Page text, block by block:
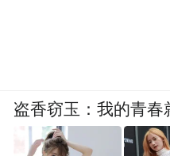
盗香窃玉：我的青春